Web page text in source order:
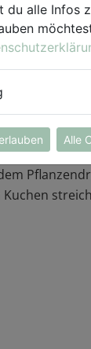
Anschließend
Kuchen
alle Infos
Alle